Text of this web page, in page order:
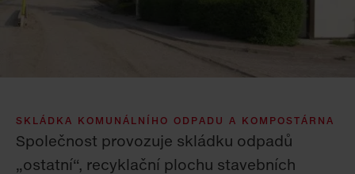
SKLÁDKA KOMUNÁLNÍHO ODPADU A KOMPOSTÁRNA
Společnost provozuje skládku odpadů
„ostatní“, recyklační plochu stavebních